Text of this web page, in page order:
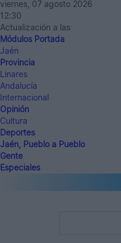
viernes, 07 agosto 2026
12:30
Actualización a las
Módulos Portada
Jaén
Provincia
Linares
Andalucía
Internacional
Opinión
Cultura
Deportes
Jaén, Pueblo a Pueblo
Gente
Especiales